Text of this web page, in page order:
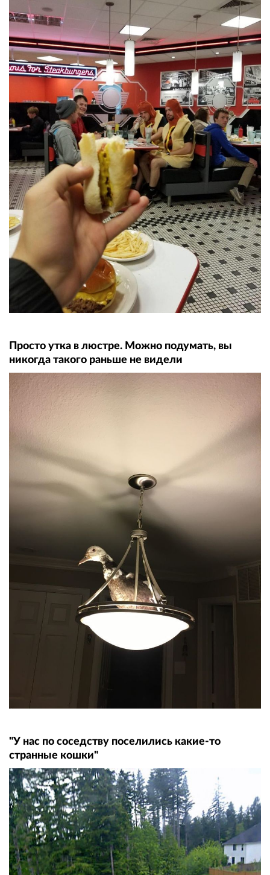
Просто утка в люстре. Можно подумать, вы
никогда такого раньше не видели
"У нас по соседству поселились какие-то
странные кошки"